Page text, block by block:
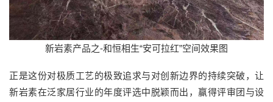
新岩素产品之-和恒相生“安可拉红”空间效果图
正是这份对极质工艺的极致追求与对创新边界的持续突破，让
新岩素在泛家居行业的年度评选中脱颖而出，赢得评审团与设